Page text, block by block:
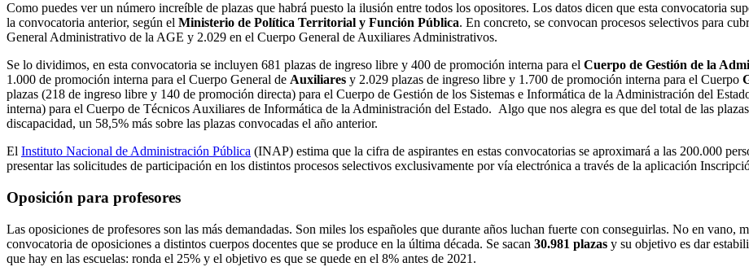
Como puedes ver un número increíble de plazas que habrá puesto la ilusión entre todos los opositores. Los datos dicen que esta convocatoria
la convocatoria anterior, según el Ministerio de Política Territorial y Función Pública. En concreto, se convocan procesos selectivos para
General Administrativo de la AGE y 2.029 en el Cuerpo General de Auxiliares Administrativos.
Se lo dividimos, en esta convocatoria se incluyen 681 plazas de ingreso libre y 400 de promoción interna para el Cuerpo de Gestión de la
1.000 de promoción interna para el Cuerpo General de Auxiliares y 2.029 plazas de ingreso libre y 1.700 de promoción interna para el Cuerpo
plazas (218 de ingreso libre y 140 de promoción directa) para el Cuerpo de Gestión de los Sistemas e Informática de la Administración del
interna) para el Cuerpo de Técnicos Auxiliares de Informática de la Administración del Estado. Algo que nos alegra es que del total de las
discapacidad, un 58,5% más sobre las plazas convocadas el año anterior.
El Instituto Nacional de Administración Pública (INAP) estima que la cifra de aspirantes en estas convocatorias se aproximará a las 200.000
presentar las solicitudes de participación en los distintos procesos selectivos exclusivamente por vía electrónica a través de la aplicación
Oposición para profesores
Las oposiciones de profesores son las más demandadas. Son miles los españoles que durante años luchan fuerte con conseguirlas. No en vano,
convocatoria de oposiciones a distintos cuerpos docentes que se produce en la última década. Se sacan 30.981 plazas y su objetivo es dar
que hay en las escuelas: ronda el 25% y el objetivo es que se quede en el 8% antes de 2021.